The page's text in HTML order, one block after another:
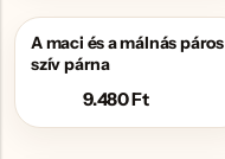
A maci és a málnás páros
szív párna
9.480Ft